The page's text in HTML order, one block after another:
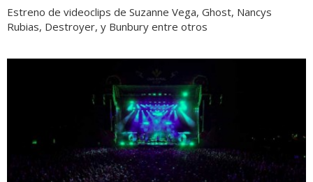
Estreno de videoclips de Suzanne Vega, Ghost, Nancys
Rubias, Destroyer, y Bunbury entre otros